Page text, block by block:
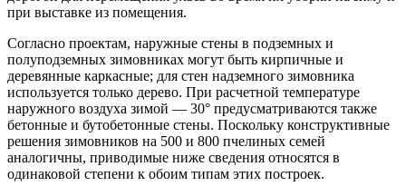
при выставке из помещения.
Согласно проектам, наружные стены в подземных и
полуподземных зимовниках могут быть кирпичные и
деревянные каркасные; для стен надземного зимовника
используется только дерево. При расчетной температуре
наружного воздуха зимой — 30° предусматриваются также
бетонные и бутобетонные стены. Поскольку конструктивные
решения зимовников на 500 и 800 пчелиных семей
аналогичны, приводимые ниже сведения относятся в
одинаковой степени к обоим типам этих построек.